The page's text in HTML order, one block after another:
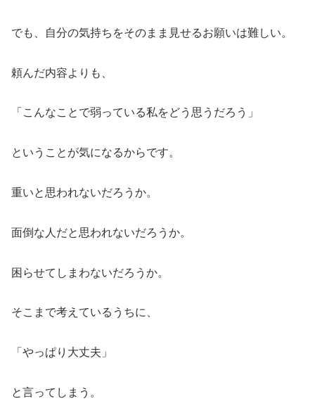
でも、自分の気持ちをそのまま見せるお願いは難しい。
頼んだ内容よりも、
「こんなことで弱っている私をどう思うだろう」
ということが気になるからです。
重いと思われないだろうか。
面倒な人だと思われないだろうか。
困らせてしまわないだろうか。
そこまで考えているうちに、
「やっぱり大丈夫」
と言ってしまう。